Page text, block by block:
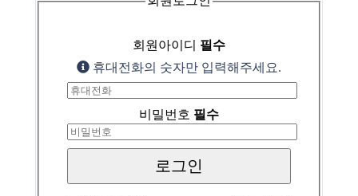
회원아이디 필수
휴대전화의 숫자만 입력해주세요.
비밀번호 필수
로그인